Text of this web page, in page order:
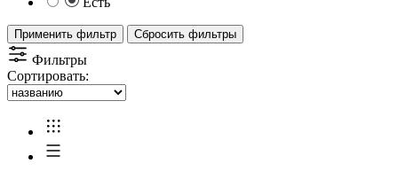
Применить фильтр Сбросить фильтры
Фильтры
Сортировать: